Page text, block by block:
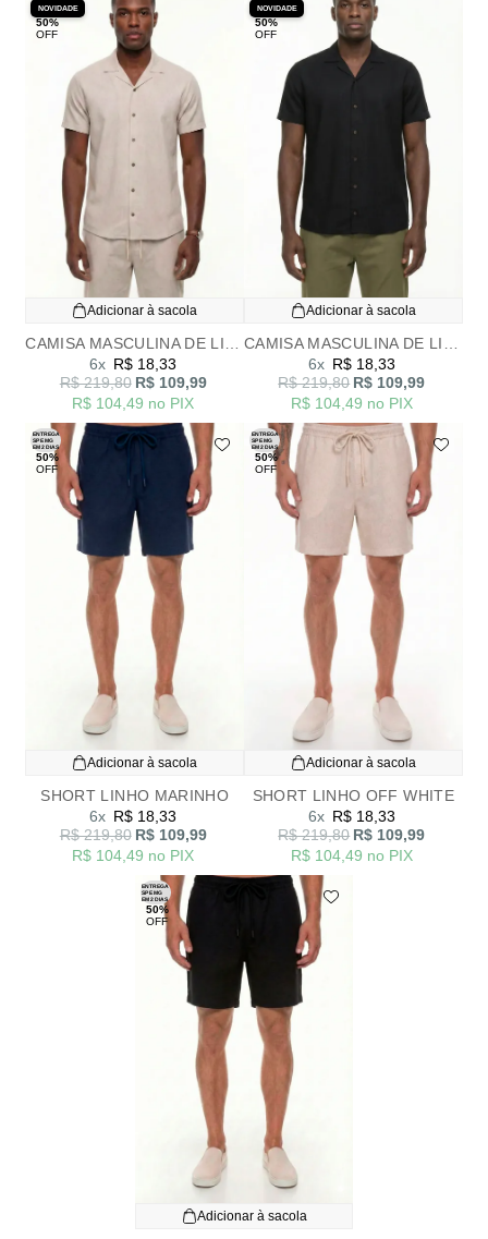
50%
OFF
NOVIDADE
Adicionar à sacola
R$ 104,49 no PIX
R$ 219,80 R$ 109,99
6x R$ 18,33
50%
OFF
NOVIDADE
Adicionar à sacola
R$ 104,49 no PIX
R$ 219,80 R$ 109,99
6x R$ 18,33
50%
OFF
ENTREGA
SP E MG
EM 2 DIAS
Adicionar à sacola
SHORT LINHO MARINHO
R$ 104,49 no PIX
R$ 219,80 R$ 109,99
6x R$ 18,33
50%
OFF
ENTREGA
SP E MG
EM 2 DIAS
Adicionar à sacola
SHORT LINHO OFF WHITE
R$ 104,49 no PIX
R$ 219,80 R$ 109,99
6x R$ 18,33
50%
OFF
ENTREGA
SP E MG
EM 2 DIAS
Adicionar à sacola